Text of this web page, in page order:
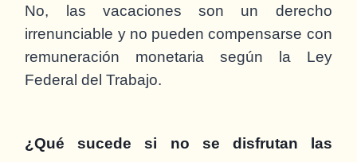
No, las vacaciones son un derecho
irrenunciable y no pueden compensarse con
remuneración monetaria según la Ley
Federal del Trabajo.
¿Qué sucede si no se disfrutan las